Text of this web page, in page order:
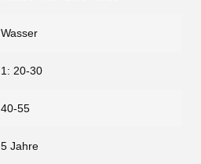
Wasser
1: 20-30
40-55
5 Jahre